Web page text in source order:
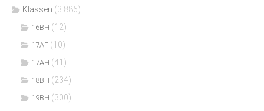
Klassen (3.886)
16BH (12)
17AF (10)
17AH (41)
18BH (234)
19BH (300)